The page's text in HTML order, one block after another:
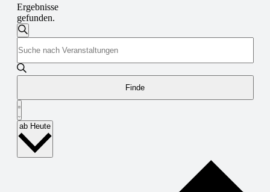
Ergebnisse
gefunden.
Veranstaltungen
Suche
und
Ansichten,
Navigation
Suche
Schlüsselwort
eingeben.
Suche
Veranstaltungen
Schlüsselwort.
Finde
Veranstaltung
Ansichten-
Navigation
Summary
ab Heute Select